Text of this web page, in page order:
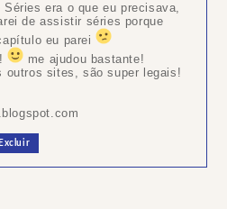
Séries era o que eu precisava,
de assistir séries porque
eu parei
me ajudou bastante!
outros sites, são super legais!
Excluir